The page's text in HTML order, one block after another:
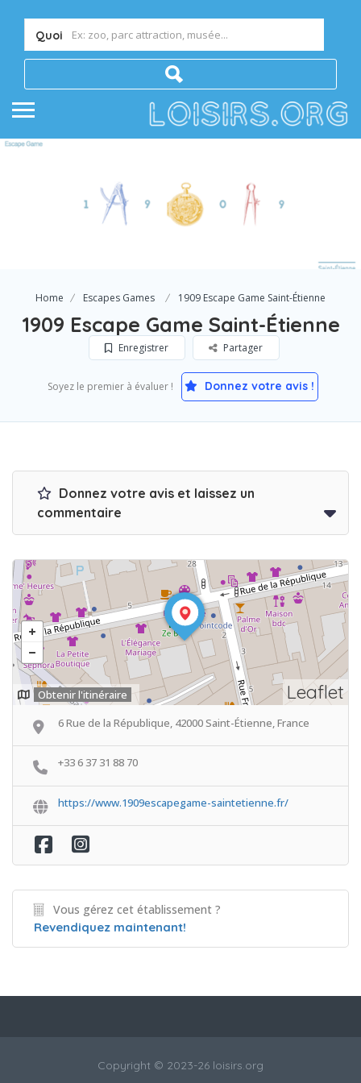
Quoi
Home Escapes Games 1909 Escape Game Saint-Étienne
1909 Escape Game Saint-Étienne
Enregistrer Partager
Soyez le premier à évaluer ! Donnez votre avis !
Donnez votre avis et laissez un
commentaire
Leaflet
Obtenir l'itinéraire
6 Rue de la République, 42000 Saint-Étienne, France
+33 6 37 31 88 70
https://www.1909escapegame-saintetienne.fr/
Vous gérez cet établissement ?
Revendiquez maintenant!
Copyright © 2023-26 loisirs.org